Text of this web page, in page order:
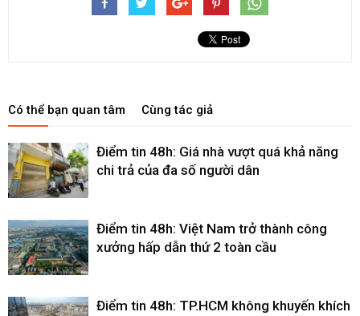
Có thể bạn quan tâm Cùng tác giả
Điểm tin 48h: Giá nhà vượt quá khả năng
chi trả của đa số người dân
Điểm tin 48h: Việt Nam trở thành công
xưởng hấp dẫn thứ 2 toàn cầu
Điểm tin 48h: TP.HCM không khuyến khích